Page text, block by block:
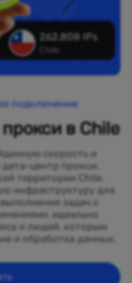
262,808 IPs
Chile
подключение
в Chile
скорость и
центр прокси,
территории Chile.
инфраструктуру для
задач с
идеально
и людей, которым
и обработка данных.